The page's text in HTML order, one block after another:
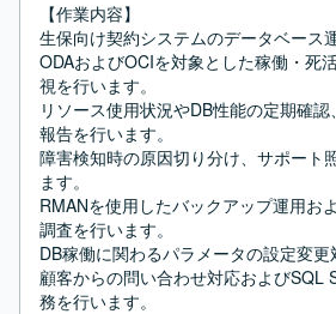
【作業内容】
生保向け契約システムのデータベース
ODAおよびOCIを対象とした稼働・死
視を行います。
リソース使用状況やDB性能の定期確認
報告を行います。
障害検知時の原因切り分け、サポート
ます。
RMANを使用したバックアップ運用お
調査を行います。
DB稼働に関わるパラメータの設定変更
顧客からの問い合わせ対応およびSQL
務を行います。